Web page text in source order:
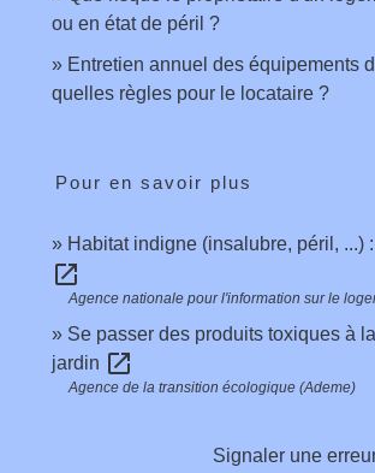
ou en état de péril ?
Entretien annuel des équipements
quelles règles pour le locataire ?
Pour en savoir plus
Habitat indigne (insalubre, péril, ...)
open_in_new
Agence nationale pour l'information sur le
Se passer des produits toxiques à
jardin open_in_new
Agence de la transition écologique (Ademe)
Signaler une